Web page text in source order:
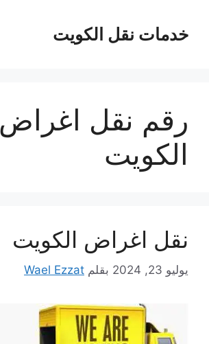
المحتوىخدمات نقل الكويت
رقم نقل اغراض
الكويت
نقل اغراض الكويت
يوليو 23, 2024 بقلم Wael Ezzat